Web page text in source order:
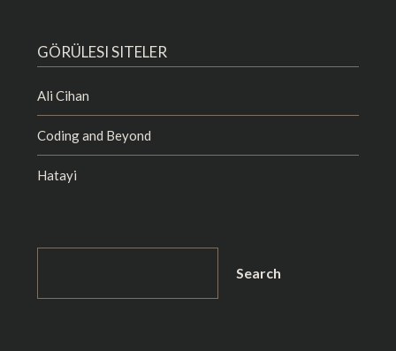
GÖRÜLESI SITELER
Ali Cihan
Coding and Beyond
Hatayi
Search